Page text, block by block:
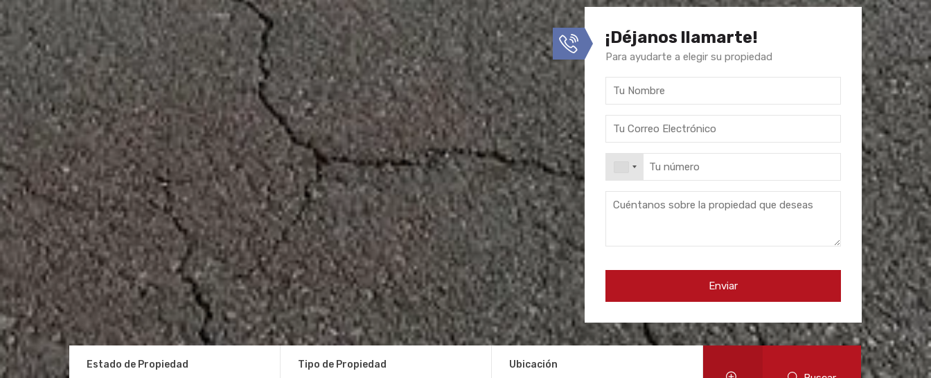
¡Déjanos llamarte!
Para ayudarte a elegir su propiedad
Estado de Propiedad Tipo de Propiedad Ubicación